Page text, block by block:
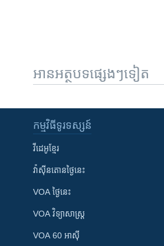
អានអត្ថបទផ្សេងៗទៀត
កម្មវិធី​ទូរទស្សន៍
វីដេអូ​ខ្មែរ
វ៉ាស៊ីនតោន​ថ្ងៃ​នេះ
VOA ថ្ងៃនេះ
VOA ​វិទ្យាសាស្ត្រ
VOA 60 អាស៊ី